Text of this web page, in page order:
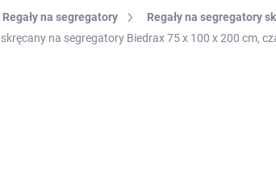
Regały na segregatory
Regały na segregatory
skręcany na segregatory Biedrax 75 x 100 x 200 cm,